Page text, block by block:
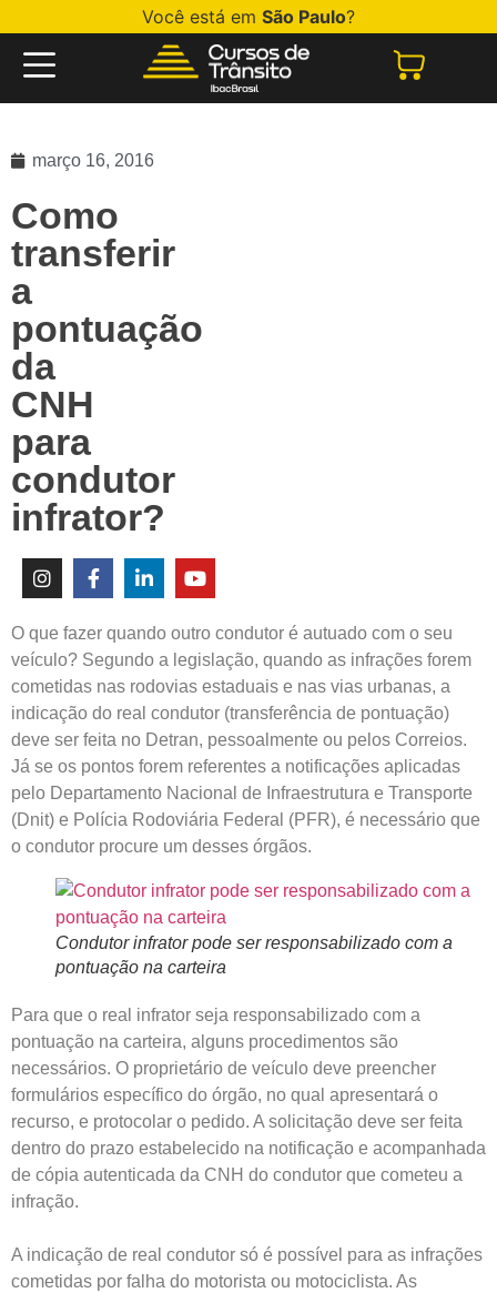
Você está em São Paulo?
março 16, 2016
Como
transferir
a
pontuação
da
CNH
para
condutor
infrator?
O que fazer quando outro condutor é autuado com o seu
veículo? Segundo a legislação, quando as infrações forem
cometidas nas rodovias estaduais e nas vias urbanas, a
indicação do real condutor (transferência de pontuação)
deve ser feita no Detran, pessoalmente ou pelos Correios.
Já se os pontos forem referentes a notificações aplicadas
pelo Departamento Nacional de Infraestrutura e Transporte
(Dnit) e Polícia Rodoviária Federal (PFR), é necessário que
o condutor procure um desses órgãos.
Condutor infrator pode ser responsabilizado com a
pontuação na carteira
Para que o real infrator seja responsabilizado com a
pontuação na carteira, alguns procedimentos são
necessários. O proprietário de veículo deve preencher
formulários específico do órgão, no qual apresentará o
recurso, e protocolar o pedido. A solicitação deve ser feita
dentro do prazo estabelecido na notificação e acompanhada
de cópia autenticada da CNH do condutor que cometeu a
infração.
A indicação de real condutor só é possível para as infrações
cometidas por falha do motorista ou motociclista. As